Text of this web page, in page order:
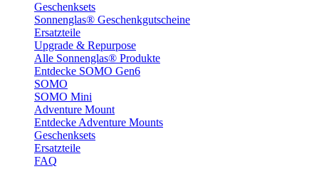
Geschenksets
Sonnenglas® Geschenkgutscheine
Ersatzteile
Upgrade & Repurpose
Alle Sonnenglas® Produkte
Entdecke SOMO Gen6
SOMO
SOMO Mini
Adventure Mount
Entdecke Adventure Mounts
Geschenksets
Ersatzteile
FAQ